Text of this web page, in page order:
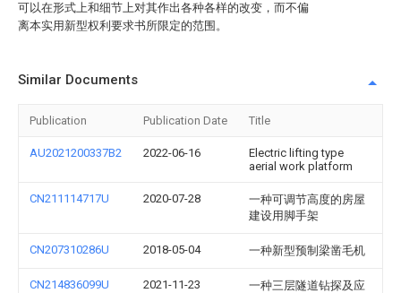
可以在形式上和细节上对其作出各种各样的改变，而不偏
离本实用新型权利要求书所限定的范围。
Similar Documents
Publication Publication Date Title
AU2021200337B2 2022-06-16
Electric lifting type
aerial work platform
CN211114717U 2020-07-28
一种可调节高度的房屋
建设用脚手架
CN207310286U 2018-05-04 一种新型预制梁凿毛机
CN214836099U 2021-11-23
一种三层隧道钻探及应